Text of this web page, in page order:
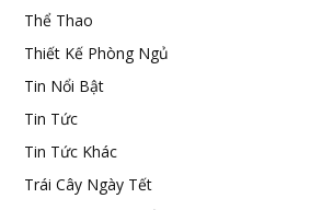
Thể Thao
Thiết Kế Phòng Ngủ
Tin Nổi Bật
Tin Tức
Tin Tức Khác
Trái Cây Ngày Tết